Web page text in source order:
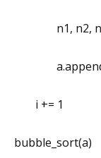
n1, n2,
i += 1
bubble_sort(a)